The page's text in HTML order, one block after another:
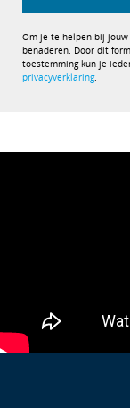
Om je te helpen bij
benaderen. Door dit
toestemming kun je
privacyverklaring.